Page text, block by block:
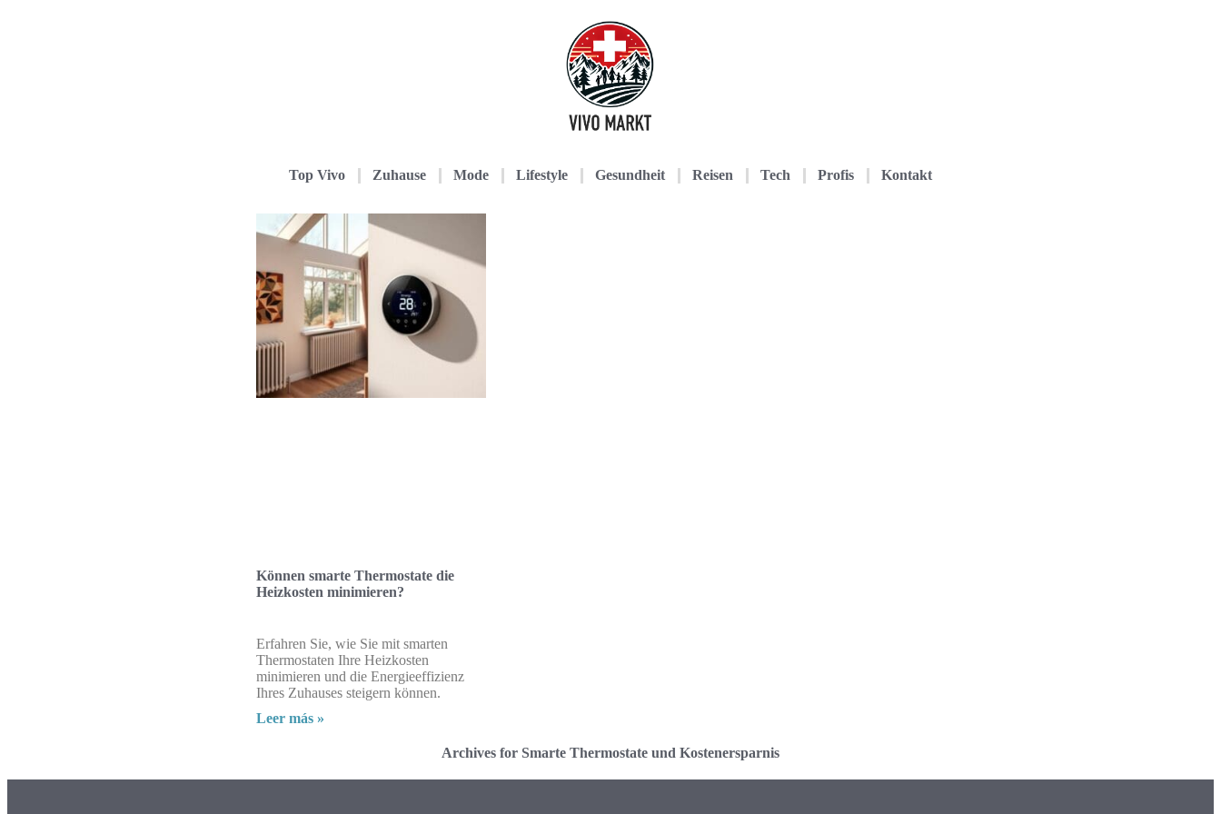
Top Vivo Zuhause Mode Lifestyle Gesundheit Reisen Tech Profis Kontakt
Können smarte Thermostate die
Heizkosten minimieren?
Erfahren Sie, wie Sie mit smarten
Thermostaten Ihre Heizkosten
minimieren und die Energieeffizienz
Ihres Zuhauses steigern können.
Leer más »
Archives for Smarte Thermostate und Kostenersparnis